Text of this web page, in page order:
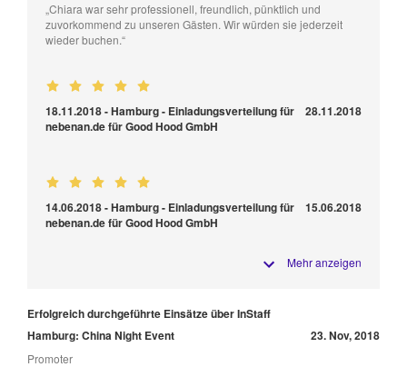
„Chiara war sehr professionell, freundlich, pünktlich und
zuvorkommend zu unseren Gästen. Wir würden sie jederzeit
wieder buchen.“
18.11.2018 - Hamburg - Einladungsverteilung für
nebenan.de für Good Hood GmbH
28.11.2018
14.06.2018 - Hamburg - Einladungsverteilung für
nebenan.de für Good Hood GmbH
15.06.2018
Mehr anzeigen
Erfolgreich durchgeführte Einsätze über InStaff
Hamburg: China Night Event
23. Nov, 2018
Promoter